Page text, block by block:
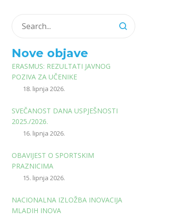
Nove objave
ERASMUS: REZULTATI JAVNOG
POZIVA ZA UČENIKE
18. lipnja 2026.
SVEČANOST DANA USPJEŠNOSTI
2025./2026.
16. lipnja 2026.
OBAVIJEST O SPORTSKIM
PRAZNICIMA
15. lipnja 2026.
NACIONALNA IZLOŽBA INOVACIJA
MLADIH INOVA